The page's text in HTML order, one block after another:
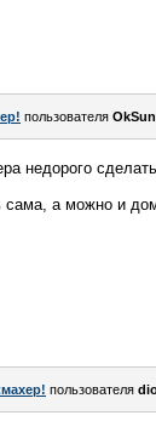
пользователя
недорого
а можно и
пользователя